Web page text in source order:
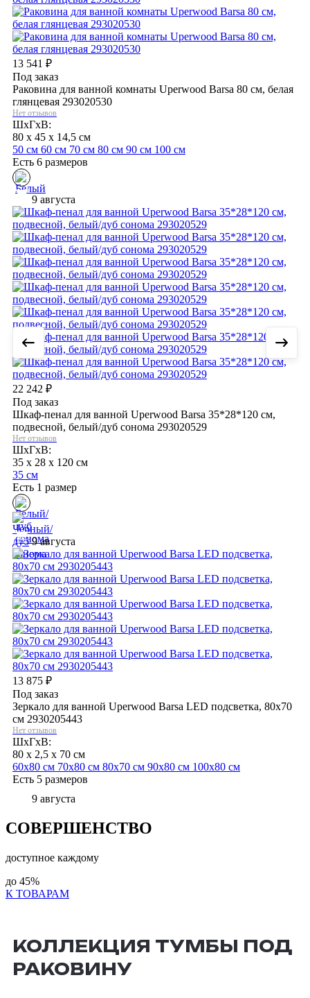
13 541 ₽
Под заказ
Раковина для ванной комнаты Uperwood Barsa 80 см, белая
глянцевая 293020530
Нет отзывов
ШхГхВ:
80 x 45 x 14,5 см
50 см 60 см 70 см 80 см 90 см 100 см
Есть 6 размеров
9 августа
22 242 ₽
Под заказ
Шкаф-пенал для ванной Uperwood Barsa 35*28*120 см,
подвесной, белый/дуб сонома 293020529
Нет отзывов
ШхГхВ:
35 x 28 x 120 см
35 см
Есть 1 размер
9 августа
13 875 ₽
Под заказ
Зеркало для ванной Uperwood Barsa LED подсветка, 80х70
см 2930205443
Нет отзывов
ШхГхВ:
80 x 2,5 x 70 см
60х80 см 70х80 см 80х70 см 90х80 см 100х80 см
Есть 5 размеров
9 августа
СОВЕРШЕНСТВО
доступное каждому
до 45%
К ТОВАРАМ
КОЛЛЕКЦИЯ ТУМБЫ ПОД
РАКОВИНУ